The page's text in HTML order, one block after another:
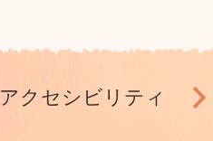
アクセシビリティ